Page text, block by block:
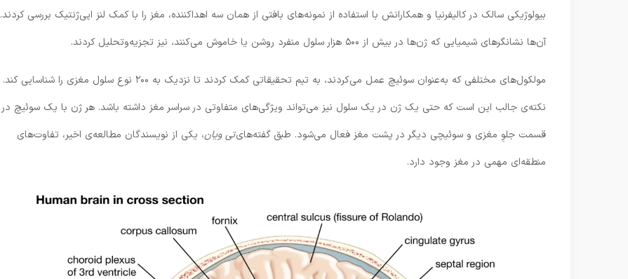
بیولوژیکی سالک در کالیفرنیا و همکارانش با استفاده از نمونه‌های بافتی از همان سه اهداکننده، مغز را با کمک لنز اپی‌ژنتیک بررسی کردند.
آن‌ها نشانگرهای شیمیایی که ژن‌ها در بیش از ۵۰۰ هزار سلول منفرد روشن یا خاموش می‌کنند، نیز تجزیه‌وتحلیل کردند.
مولکول‌های مختلفی که به‌عنوان سوئیچ عمل می‌کردند، به تیم تحقیقاتی کمک کردند تا نزدیک به ۲۰۰ نوع سلول مغزی را شناسایی کند.
نکته‌ی جالب این است که حتی یک ژن در یک سلول نیز می‌تواند ویژگی‌های متفاوتی در سراسر مغز داشته باشد. هر ژن با یک سوئیچ در
قسمت جلوِ مغزی و سوئیچی دیگر در پشت مغز فعال می‌شود. طبق گفته‌هایتی ویان، یکی از نویسندگان مطالعه‌ی اخیر، تفاوت‌های
منطقه‌ای مهمی در مغز وجود دارد.